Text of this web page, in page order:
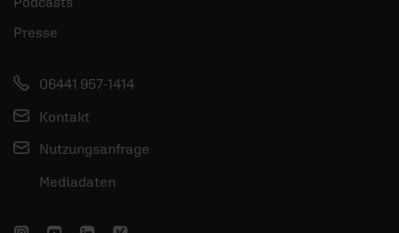
Presse
06441 957-1414
Kontakt
Nutzungsanfrage
Mediadaten